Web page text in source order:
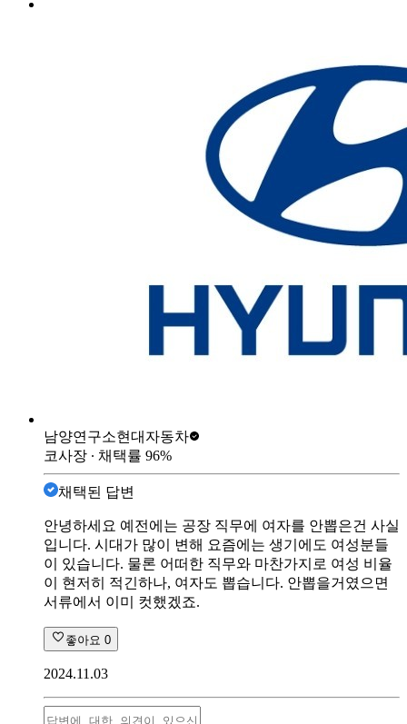
남양연구소현대자동차
코사장 ∙ 채택률 96%
채택된 답변
안녕하세요 예전에는 공장 직무에 여자를 안뽑은건 사실
입니다. 시대가 많이 변해 요즘에는 생기에도 여성분들
이 있습니다. 물론 어떠한 직무와 마찬가지로 여성 비율
이 현저히 적긴하나, 여자도 뽑습니다. 안뽑을거였으면
서류에서 이미 컷했겠죠.
좋아요 0
2024.11.03